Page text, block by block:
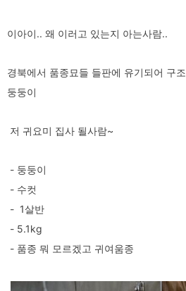
이아이.. 왜 이러고 있는지 아는사람..
경북에서 품종묘들 들판에 유기되어 구
둥둥이
저 귀요미 집사 될사람~
- 둥둥이
- 수컷
- 1살반
- 5.1kg
- 품종 뭐 모르겠고 귀여움종